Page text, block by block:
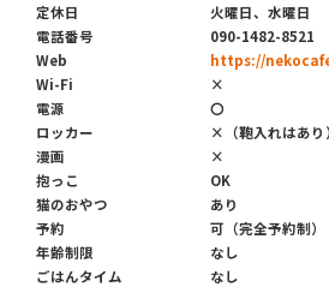
定休日
火曜日、水曜日
電話番号
090-1482-8521
Web
https://
Wi-Fi
×
電源
〇
ロッカー
×（鞄入れはあり）
漫画
×
抱っこ
OK
猫のおやつ
あり
予約
可（完全予約制）
年齢制限
なし
ごはんタイム
なし